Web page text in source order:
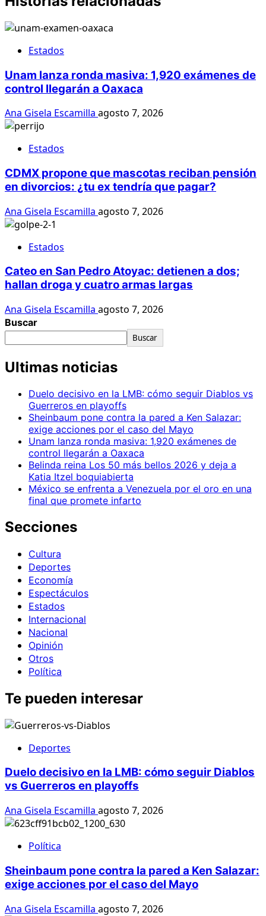
Estados
Unam lanza ronda masiva: 1,920 exámenes de
control llegarán a Oaxaca
Ana Gisela Escamilla agosto 7, 2026
Estados
CDMX propone que mascotas reciban pensión
en divorcios: ¿tu ex tendría que pagar?
Ana Gisela Escamilla agosto 7, 2026
Estados
Cateo en San Pedro Atoyac: detienen a dos;
hallan droga y cuatro armas largas
Ana Gisela Escamilla agosto 7, 2026
Buscar
Buscar
Ultimas noticias
Duelo decisivo en la LMB: cómo seguir Diablos vs
Guerreros en playoffs
Sheinbaum pone contra la pared a Ken Salazar:
exige acciones por el caso del Mayo
Unam lanza ronda masiva: 1,920 exámenes de
control llegarán a Oaxaca
Belinda reina Los 50 más bellos 2026 y deja a
Katia Itzel boquiabierta
México se enfrenta a Venezuela por el oro en una
final que promete infarto
Secciones
Cultura
Deportes
Economía
Espectáculos
Estados
Internacional
Nacional
Opinión
Otros
Política
Te pueden interesar
Deportes
Duelo decisivo en la LMB: cómo seguir Diablos
vs Guerreros en playoffs
Ana Gisela Escamilla agosto 7, 2026
Política
Sheinbaum pone contra la pared a Ken Salazar:
exige acciones por el caso del Mayo
Ana Gisela Escamilla agosto 7, 2026